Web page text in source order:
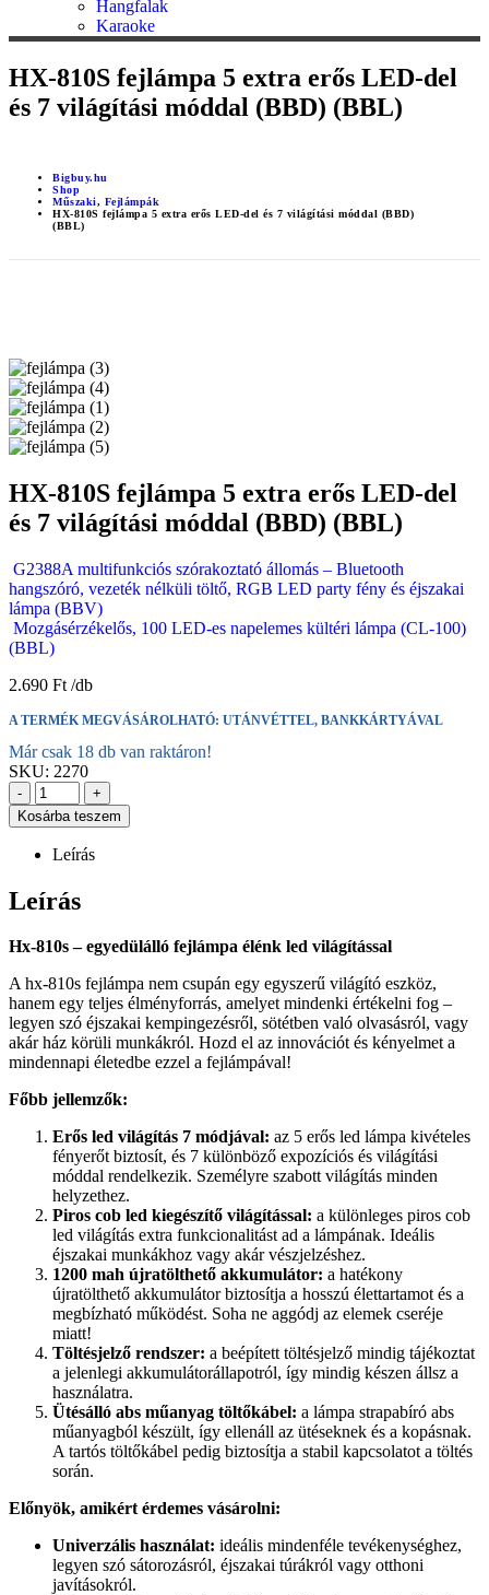
Hangfalak
Karaoke
HX-810S fejlámpa 5 extra erős LED-del
és 7 világítási móddal (BBD) (BBL)
Bigbuy.hu
Shop
Műszaki, Fejlámpák
HX-810S fejlámpa 5 extra erős LED-del és 7 világítási móddal (BBD)
(BBL)
HX-810S fejlámpa 5 extra erős LED-del
és 7 világítási móddal (BBD) (BBL)
G2388A multifunkciós szórakoztató állomás – Bluetooth
hangszóró, vezeték nélküli töltő, RGB LED party fény és éjszakai
lámpa (BBV)
Mozgásérzékelős, 100 LED-es napelemes kültéri lámpa (CL-100)
(BBL)
2.690 Ft
A TERMÉK MEGVÁSÁROLHATÓ: UTÁNVÉTTEL, BANKKÁRTYÁVAL
Már csak 18 db van raktáron!
SKU: 2270
-
+
Kosárba teszem
Leírás
Leírás
Hx-810s – egyedülálló fejlámpa élénk led világítással
A hx-810s fejlámpa nem csupán egy egyszerű világító eszköz,
hanem egy teljes élményforrás, amelyet mindenki értékelni fog –
legyen szó éjszakai kempingezésről, sötétben való olvasásról, vagy
akár ház körüli munkákról. Hozd el az innovációt és kényelmet a
mindennapi életedbe ezzel a fejlámpával!
Főbb jellemzők:
Erős led világítás 7 módjával: az 5 erős led lámpa kivételes
fényerőt biztosít, és 7 különböző expozíciós és világítási
móddal rendelkezik. Személyre szabott világítás minden
helyzethez.
Piros cob led kiegészítő világítással: a különleges piros cob
led világítás extra funkcionalitást ad a lámpának. Ideális
éjszakai munkákhoz vagy akár vészjelzéshez.
1200 mah újratölthető akkumulátor: a hatékony
újratölthető akkumulátor biztosítja a hosszú élettartamot és a
megbízható működést. Soha ne aggódj az elemek cseréje
miatt!
Töltésjelző rendszer: a beépített töltésjelző mindig tájékoztat
a jelenlegi akkumulátorállapotról, így mindig készen állsz a
használatra.
Ütésálló abs műanyag töltőkábel: a lámpa strapabíró abs
műanyagból készült, így ellenáll az ütéseknek és a kopásnak.
A tartós töltőkábel pedig biztosítja a stabil kapcsolatot a töltés
során.
Előnyök, amikért érdemes vásárolni:
Univerzális használat: ideális mindenféle tevékenységhez,
legyen szó sátorozásról, éjszakai túrákról vagy otthoni
javításokról.